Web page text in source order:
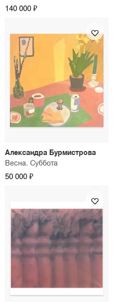
140 000 ₽
Александра Бурмистрова
Весна. Суббота
50 000 ₽